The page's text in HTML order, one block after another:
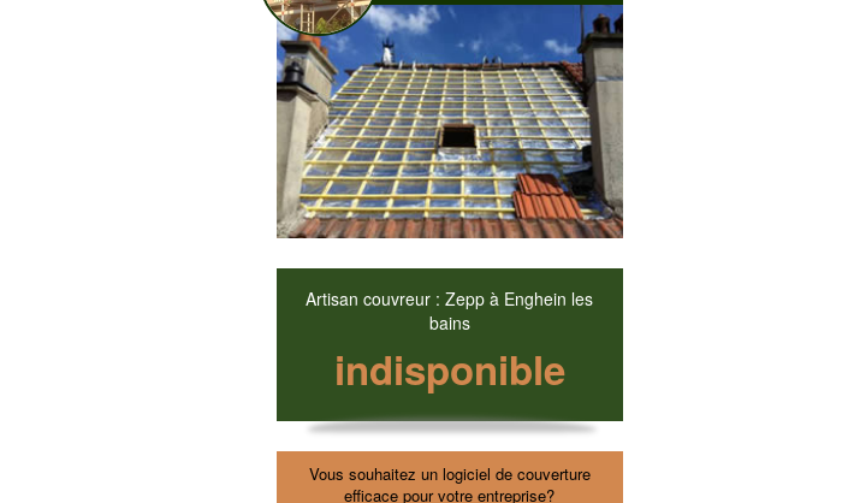
Artisan couvreur : Zepp à Enghein les
bains
indisponible
Vous souhaitez un logiciel de couverture
efficace pour votre entreprise?